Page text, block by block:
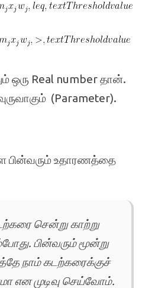
ஒரு Real number தான்.
(Parameter).
பின்வரும் உதாரணத்தை
சென்று காற்று
பின்வரும் மூன்று
நாம் கடற்கரைக்குச்
என முடிவு செய்வோம்.